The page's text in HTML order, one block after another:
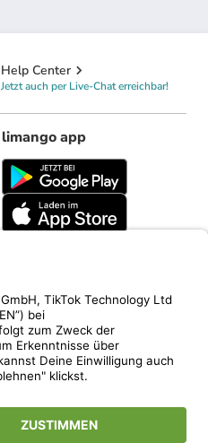
Help Center
Jetzt auch per Live-Chat erreichbar!
limango app
limango.nl limango.pl